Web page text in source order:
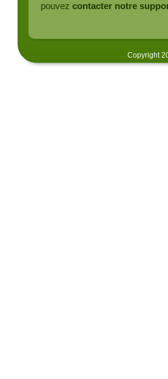
pouvez contacter notre
Copyright